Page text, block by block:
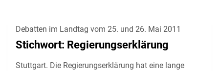
Debatten im Landtag vom 25. und 26. Mai 2011
Stichwort: Regierungserklärung
Stuttgart. Die Regierungserklärung hat eine lange